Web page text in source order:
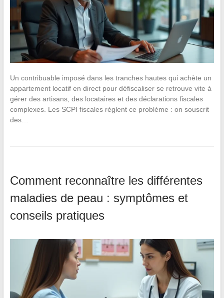
Un contribuable imposé dans les tranches hautes qui achète un
appartement locatif en direct pour défiscaliser se retrouve vite à
gérer des artisans, des locataires et des déclarations fiscales
complexes. Les SCPI fiscales règlent ce problème : on souscrit
des…
Comment reconnaître les différentes
maladies de peau : symptômes et
conseils pratiques